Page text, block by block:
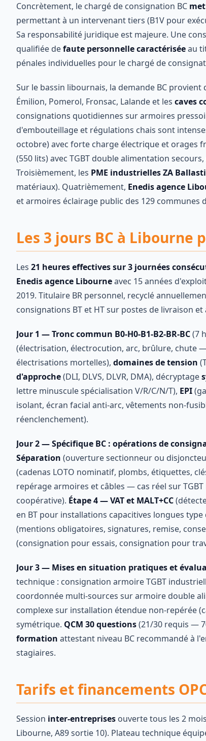
Concrètement, le chargé de consignation BC
permettant à un intervenant tiers (B1V pour
Sa responsabilité juridique est majeure. Une
qualifiée defaute personnelle caractériséeau
pénales individuelles pour le chargé de
Sur le bassin libournais, la demande BC
Émilion, Pomerol, Fronsac, Lalande et les caves
consignations quotidiennes sur armoires
d'embouteillage et régulations chais sont
octobre) avec forte charge électrique et orages
(550 lits) avec TGBT double alimentation
Troisièmement, les PME industrielles ZA
matériaux). Quatrièmement, Enedis agence
et armoires éclairage public des 129 communes
Les 3 jours BC à Libourne
Les 21 heures effectives sur 3 journées
Enedis agence Libourneavec 15 années
2019. Titulaire BR personnel, recyclé
consignations BT et HT sur postes de livraison
Jour 1 — Tronc commun B0-H0-B1-B2-BR-BC(7
(électrisation, électrocution, arc, brûlure, chute —
électrisations mortelles), domaines de tension
d'approche(DLI, DLVS, DLVR, DMA), décryptage
lettre minuscule spécialisation V/R/C/N/T), EPI
isolant, écran facial anti-arc, vêtements non-
réenclenchement).
Jour 2 — Spécifique BC : opérations de
Séparation (ouverture sectionneur ou
(cadenas LOTO nominatif, plombs, étiquettes,
repérage armoires et câbles — cas réel sur
coopérative). Étape 4 — VAT et MALT+CC
en BT pour installations capacitives longues type
(mentions obligatoires, signatures, remise,
(consignation pour essais, consignation pour
Jour 3 — Mises en situation pratiques et
technique : consignation armoire TGBT
coordonnée multi-sources sur armoire double
complexe sur installation étendue non-repérée
symétrique. QCM 30 questions(21/30 requis —
formation attestant niveau BC recommandé à
stagiaires.
Tarifs et financements
Session inter-entreprises ouverte tous les 2
Libourne, A89 sortie 10). Plateau technique